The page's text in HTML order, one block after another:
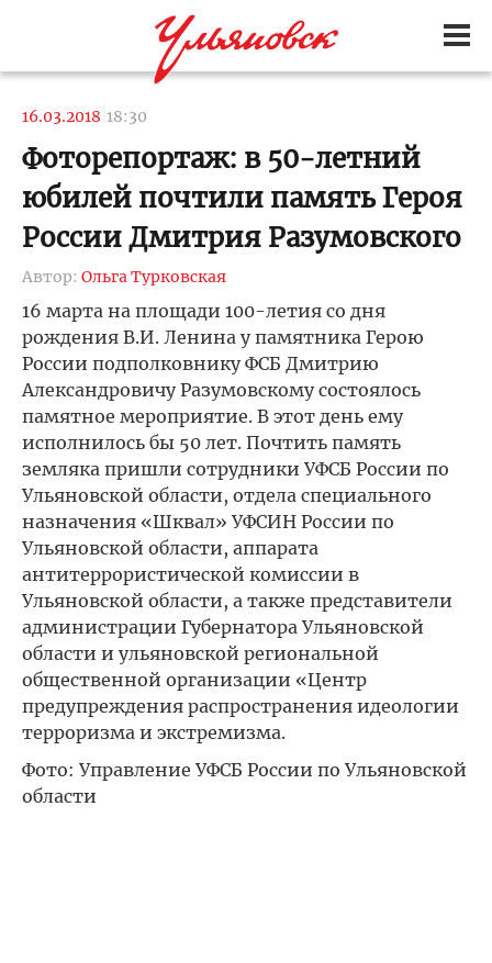
16.03.2018 18:30
Фоторепортаж: в 50-летний
юбилей почтили память Героя
России Дмитрия Разумовского
Автор: Ольга Турковская
16 марта на площади 100-летия со дня
рождения В.И. Ленина у памятника Герою
России подполковнику ФСБ Дмитрию
Александровичу Разумовскому состоялось
памятное мероприятие. В этот день ему
исполнилось бы 50 лет. Почтить память
земляка пришли сотрудники УФСБ России по
Ульяновской области, отдела специального
назначения «Шквал» УФСИН России по
Ульяновской области, аппарата
антитеррористической комиссии в
Ульяновской области, а также представители
администрации Губернатора Ульяновской
области и ульяновской региональной
общественной организации «Центр
предупреждения распространения идеологии
терроризма и экстремизма.
Фото: Управление УФСБ России по Ульяновской
области